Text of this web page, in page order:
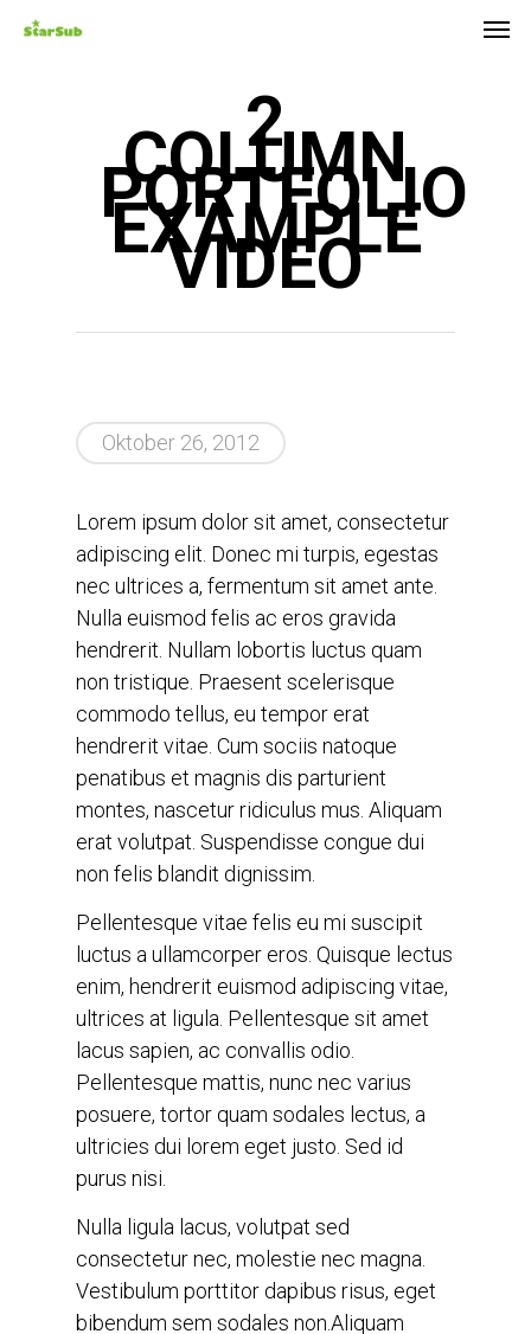
Skip
2
COLUMN
PORTFOLIO
EXAMPLE
VIDEO
Oktober 26, 2012
Lorem ipsum dolor sit amet, consectetur
adipiscing elit. Donec mi turpis, egestas
nec ultrices a, fermentum sit amet ante.
Nulla euismod felis ac eros gravida
hendrerit. Nullam lobortis luctus quam
non tristique. Praesent scelerisque
commodo tellus, eu tempor erat
hendrerit vitae. Cum sociis natoque
penatibus et magnis dis parturient
montes, nascetur ridiculus mus. Aliquam
erat volutpat. Suspendisse congue dui
non felis blandit dignissim.
Pellentesque vitae felis eu mi suscipit
luctus a ullamcorper eros. Quisque lectus
enim, hendrerit euismod adipiscing vitae,
ultrices at ligula. Pellentesque sit amet
lacus sapien, ac convallis odio.
Pellentesque mattis, nunc nec varius
posuere, tortor quam sodales lectus, a
ultricies dui lorem eget justo. Sed id
purus nisi.
Nulla ligula lacus, volutpat sed
consectetur nec, molestie nec magna.
Vestibulum porttitor dapibus risus, eget
bibendum sem sodales non.Aliquam